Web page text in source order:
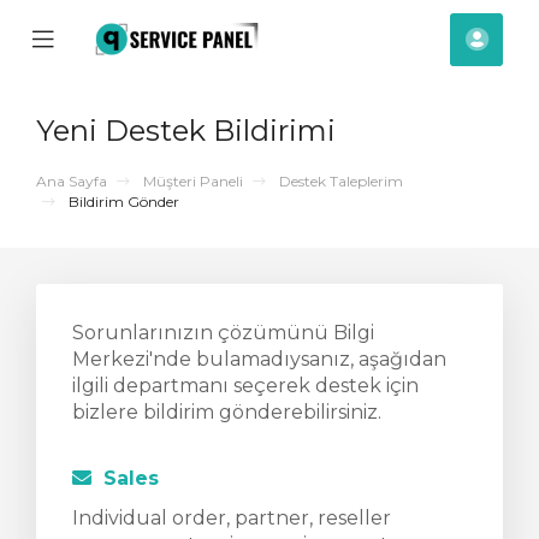
Mobile
Yeni Destek Bildirimi
Ana Sayfa Müşteri Paneli
Destek Taleplerim
Bildirim Gönder
Sorunlarınızın çözümünü Bilgi
Merkezi'nde bulamadıysanız, aşağıdan
ilgili departmanı seçerek destek için
bizlere bildirim gönderebilirsiniz.
Sales
Individual order, partner, reseller